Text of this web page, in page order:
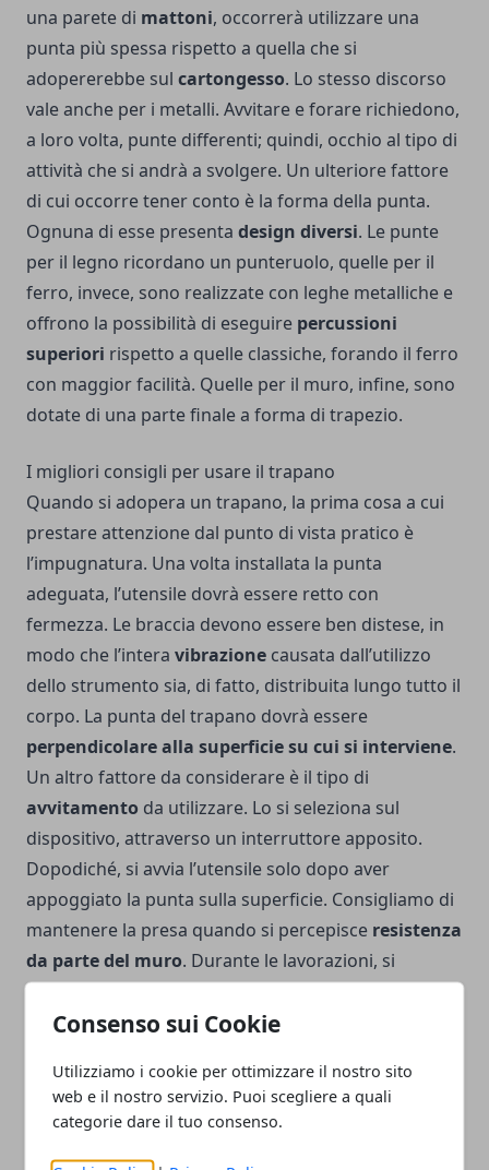
Consenso sui Cookie
Utilizziamo i cookie per ottimizzare il nostro sito
web e il nostro servizio. Puoi scegliere a quali
categorie dare il tuo consenso.
una parete di mattoni, occorrerà utilizzare una
punta più spessa rispetto a quella che si
adopererebbe sul cartongesso. Lo stesso discorso
vale anche per i metalli. Avvitare e forare richiedono,
a loro volta, punte differenti; quindi, occhio al tipo di
attività che si andrà a svolgere. Un ulteriore fattore
di cui occorre tener conto è la forma della punta.
Ognuna di esse presenta design diversi. Le punte
per il legno ricordano un punteruolo, quelle per il
ferro, invece, sono realizzate con leghe metalliche e
offrono la possibilità di eseguire percussioni
superiori rispetto a quelle classiche, forando il ferro
con maggior facilità. Quelle per il muro, infine, sono
dotate di una parte finale a forma di trapezio.
I migliori consigli per usare il trapano
Quando si adopera un trapano, la prima cosa a cui
prestare attenzione dal punto di vista pratico è
l’impugnatura. Una volta installata la punta
adeguata, l’utensile dovrà essere retto con
fermezza. Le braccia devono essere ben distese, in
modo che l’intera vibrazione causata dall’utilizzo
dello strumento sia, di fatto, distribuita lungo tutto il
corpo. La punta del trapano dovrà essere
perpendicolare alla superficie su cui si interviene.
Un altro fattore da considerare è il tipo di
avvitamento da utilizzare. Lo si seleziona sul
dispositivo, attraverso un interruttore apposito.
Dopodiché, si avvia l’utensile solo dopo aver
appoggiato la punta sulla superficie. Consigliamo di
mantenere la presa quando si percepisce resistenza
da parte del muro. Durante le lavorazioni, si
consiglia di munirsi di unrecipiente con acqua, al
fine di stemperare la punta una volta utilizzata. La
importante quanto il suo corretto utilizzo.